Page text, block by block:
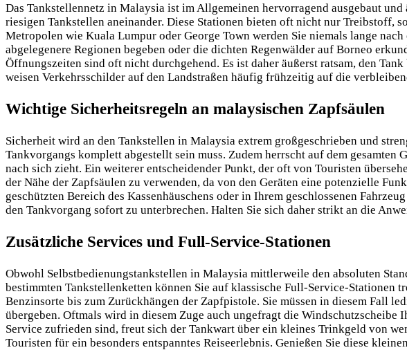
Das Tankstellennetz in Malaysia ist im Allgemeinen hervorragend ausgebaut
riesigen Tankstellen aneinander. Diese Stationen bieten oft nicht nur Treibstoff,
Metropolen wie Kuala Lumpur oder George Town werden Sie niemals lange
abgelegenere Regionen begeben oder die dichten Regenwälder auf Borneo
Öffnungszeiten sind oft nicht durchgehend. Es ist daher äußerst ratsam, den
weisen Verkehrsschilder auf den Landstraßen häufig frühzeitig auf die
Wichtige Sicherheitsregeln an malaysischen Zapfsäulen
Sicherheit wird an den Tankstellen in Malaysia extrem großgeschrieben und
Tankvorgangs komplett abgestellt sein muss. Zudem herrscht auf dem
nach sich zieht. Ein weiterer entscheidender Punkt, der oft von Touristen
der Nähe der Zapfsäulen zu verwenden, da von den Geräten eine potenzielle
geschützten Bereich des Kassenhäuschens oder in Ihrem geschlossenen
den Tankvorgang sofort zu unterbrechen. Halten Sie sich daher strikt an die
Zusätzliche Services und Full-Service-Stationen
Obwohl Selbstbedienungstankstellen in Malaysia mittlerweile den absoluten
bestimmten Tankstellenketten können Sie auf klassische Full-Service-Stationen
Benzinsorte bis zum Zurückhängen der Zapfpistole. Sie müssen in diesem Fall
übergeben. Oftmals wird in diesem Zuge auch ungefragt die Windschutzscheibe
Service zufrieden sind, freut sich der Tankwart über ein kleines Trinkgeld von
Touristen für ein besonders entspanntes Reiseerlebnis. Genießen Sie diese